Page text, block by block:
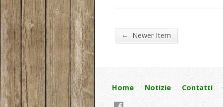
← Newer Item
Home Notizie Contatti